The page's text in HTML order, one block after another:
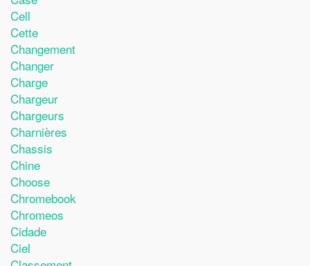
Cell
Cette
Changement
Changer
Charge
Chargeur
Chargeurs
Charnières
Chassis
Chine
Choose
Chromebook
Chromeos
Cidade
Ciel